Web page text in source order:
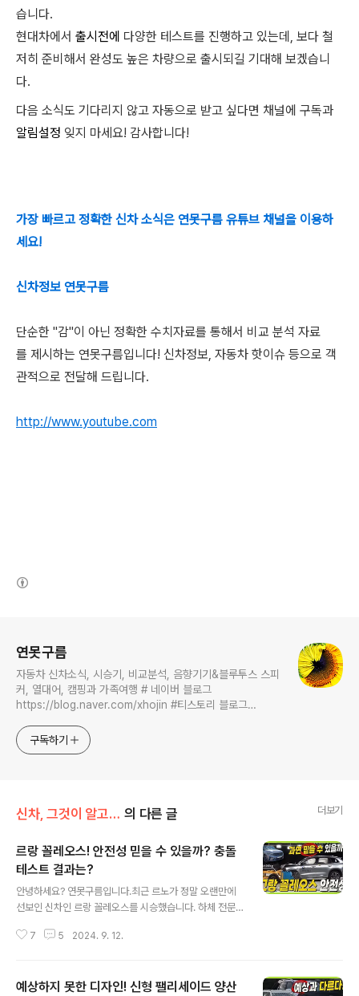
습니다.
현대차에서 출시전에 다양한 테스트를 진행하고 있는데, 보다 철
저히 준비해서 완성도 높은 차량으로 출시되길 기대해 보겠습니
다.
다음 소식도 기다리지 않고 자동으로 받고 싶다면 채널에 구독과
알림설정 잊지 마세요! 감사합니다!
가장 빠르고 정확한 신차 소식은 연못구름 유튜브 채널을 이용하
세요!
신차정보 연못구름
단순한 "감"이 아닌 정확한 수치자료를 통해서 비교 분석 자료
를 제시하는 연못구름입니다! 신차정보, 자동차 핫이슈 등으로 객
관적으로 전달해 드립니다.
http://www.youtube.com
연못구름
자동차 신차소식, 시승기, 비교분석, 음향기기&블루투스 스피
커, 열대어, 캠핑과 가족여행 # 네이버 블로그
https://blog.naver.com/xhojin #티스토리 블로그
https://www.youtube.com/c/연못구름 콜라보 문의는
xhojin@naver.com 으로 주시면 신속하게 답변 드리겠습니
구독하기
신차, 그것이 알고 싶다 의 다른 글 더보기
르랑 꼴레오스! 안전성 믿을 수 있을까? 충돌
테스트 결과는?
안녕하세요? 연못구름입니다.최근 르노가 정말 오랜만에
선보인 신차인 르랑 꼴레오스를 시승했습니다. 하체 전문
승기로 알려드렸기 때문에, 새롭게 출시된 그랑 꼴레오스
끼는 쾌감인지... 특히 중국 지리자동차의 싱유에L을 베이
7 5 2024. 9. 12.
예상하지 못한 디자인! 신형 팰리세이드 양산